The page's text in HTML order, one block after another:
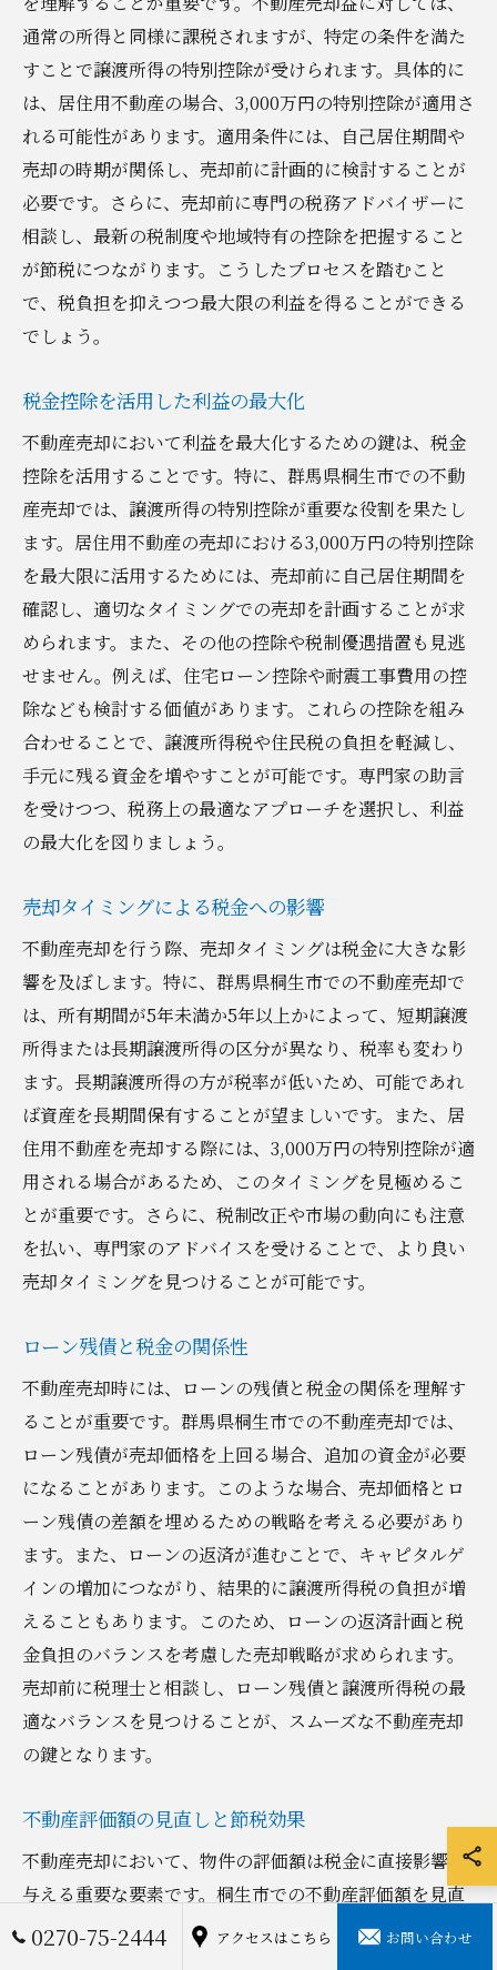
通常の所得と同様に課税されますが、特定の条件を満た
すことで譲渡所得の特別控除が受けられます。具体的に
は、居住用不動産の場合、3,000万円の特別控除が適用さ
れる可能性があります。適用条件には、自己居住期間や
売却の時期が関係し、売却前に計画的に検討することが
必要です。さらに、売却前に専門の税務アドバイザーに
相談し、最新の税制度や地域特有の控除を把握すること
が節税につながります。こうしたプロセスを踏むこと
で、税負担を抑えつつ最大限の利益を得ることができる
でしょう。
税金控除を活用した利益の最大化
不動産売却において利益を最大化するための鍵は、税金
控除を活用することです。特に、群馬県桐生市での不動
産売却では、譲渡所得の特別控除が重要な役割を果たし
ます。居住用不動産の売却における3,000万円の特別控除
を最大限に活用するためには、売却前に自己居住期間を
確認し、適切なタイミングでの売却を計画することが求
められます。また、その他の控除や税制優遇措置も見逃
せません。例えば、住宅ローン控除や耐震工事費用の控
除なども検討する価値があります。これらの控除を組み
合わせることで、譲渡所得税や住民税の負担を軽減し、
手元に残る資金を増やすことが可能です。専門家の助言
を受けつつ、税務上の最適なアプローチを選択し、利益
の最大化を図りましょう。
売却タイミングによる税金への影響
不動産売却を行う際、売却タイミングは税金に大きな影
響を及ぼします。特に、群馬県桐生市での不動産売却で
は、所有期間が5年未満か5年以上かによって、短期譲渡
所得または長期譲渡所得の区分が異なり、税率も変わり
ます。長期譲渡所得の方が税率が低いため、可能であれ
ば資産を長期間保有することが望ましいです。また、居
住用不動産を売却する際には、3,000万円の特別控除が適
用される場合があるため、このタイミングを見極めるこ
とが重要です。さらに、税制改正や市場の動向にも注意
を払い、専門家のアドバイスを受けることで、より良い
売却タイミングを見つけることが可能です。
ローン残債と税金の関係性
不動産売却時には、ローンの残債と税金の関係を理解す
ることが重要です。群馬県桐生市での不動産売却では、
ローン残債が売却価格を上回る場合、追加の資金が必要
になることがあります。このような場合、売却価格とロ
ーン残債の差額を埋めるための戦略を考える必要があり
ます。また、ローンの返済が進むことで、キャピタルゲ
インの増加につながり、結果的に譲渡所得税の負担が増
えることもあります。このため、ローンの返済計画と税
金負担のバランスを考慮した売却戦略が求められます。
売却前に税理士と相談し、ローン残債と譲渡所得税の最
適なバランスを見つけることが、スムーズな不動産売却
の鍵となります。
不動産評価額の見直しと節税効果
不動産売却において、物件の評価額は税金に直接影響を
与える重要な要素です。桐生市での不動産評価額を見直
すことで、所得税や住民税の課税額を抑えることが可能
0270-75-2444 アクセスはこちら お問い合わせ